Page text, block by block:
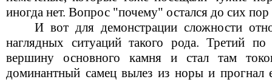
иногда нет. Вопрос "почему" остался до сих
И вот для демонстрации сложности
наглядных ситуаций такого рода. Третий по
вершину основного камня и стал там
доминантный самец вылез из норы и прогнал